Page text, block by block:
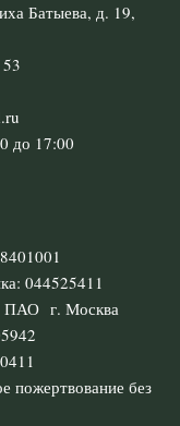
Батыева, д. 19,
до 17:00
044525411
ПАО г. Москва
пожертвование без